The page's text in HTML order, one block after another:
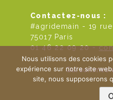
Contactez-nous :
#agridemain - 19
75017 Paris
01 46 22 09 20 -
Qui
Nous utilisons des cookies
expérience sur notre site
site, nous supposerons